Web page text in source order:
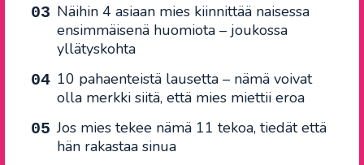
Näihin 4 asiaan mies kiinnittää naisessa
ensimmäisenä huomiota – joukossa
yllätyskohta
10 pahaenteistä lausetta – nämä voivat
olla merkki siitä, että mies miettii eroa
Jos mies tekee nämä 11 tekoa, tiedät että
hän rakastaa sinua